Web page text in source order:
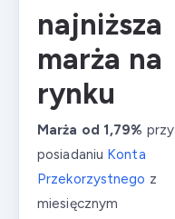
najniższa
marża na
rynku
Marża od 1,79% przy
posiadaniu Konta
Przekorzystnego z
miesięcznym